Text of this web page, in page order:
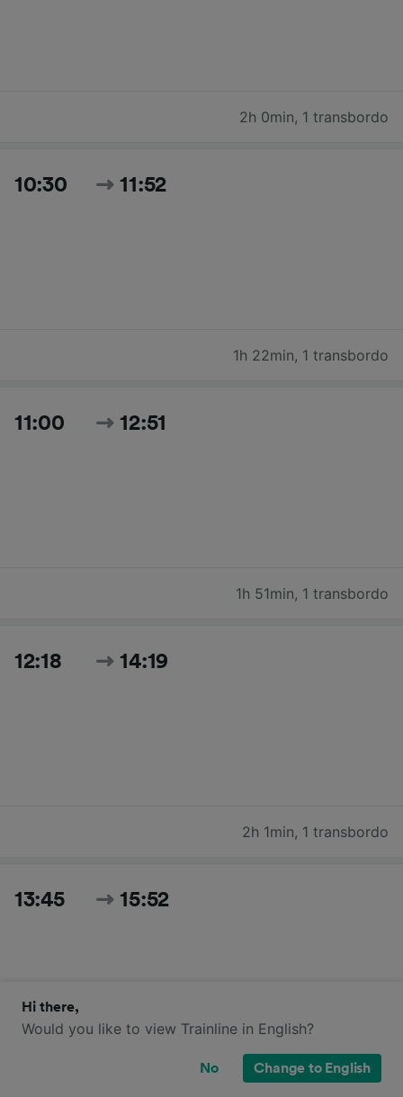
2h 0min, 1 transbordo
10:30 11:52
1h 22min, 1 transbordo
11:00 12:51
1h 51min, 1 transbordo
12:18 14:19
2h 1min, 1 transbordo
13:45 15:52
2h 7min,1 transbordo
Hi there,
Would you like to view Trainline in English?
No Change to English